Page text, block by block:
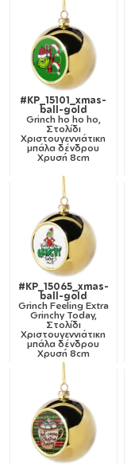
#KP_15101_xmas-
ball-gold
Grinch ho ho ho,
Στολίδι
Χριστουγεννιάτικη
μπάλα δένδρου
Χρυσή 8cm
#KP_15065_xmas-
ball-gold
Grinch Feeling Extra
Grinchy Today,
Στολίδι
Χριστουγεννιάτικη
μπάλα δένδρου
Χρυσή 8cm